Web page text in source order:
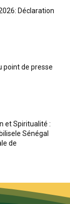
Déclaration
point de presse
et Spiritualité :
Sénégal
de